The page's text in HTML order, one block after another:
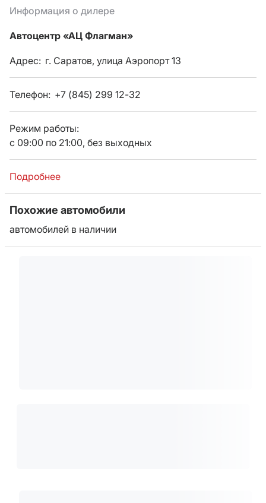
Информация о дилере
Автоцентр «АЦ Флагман»
Адрес: г. Саратов, улица Аэропорт 13
Телефон: +7 (845) 299 12-32
Режим работы:
с 09:00 по 21:00, без выходных
Подробнее
Похожие автомобили
автомобилей в наличии